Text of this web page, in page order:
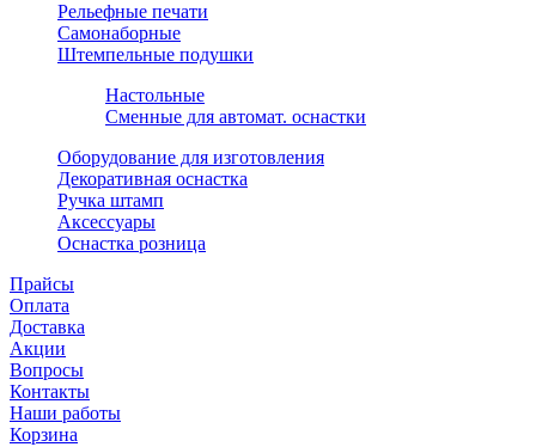
Рельефные печати
Самонаборные
Штемпельные подушки
Настольные
Сменные для автомат. оснастки
Оборудование для изготовления
Декоративная оснастка
Ручка штамп
Аксессуары
Оснастка розница
Прайсы
Оплата
Доставка
Акции
Вопросы
Контакты
Наши работы
Корзина